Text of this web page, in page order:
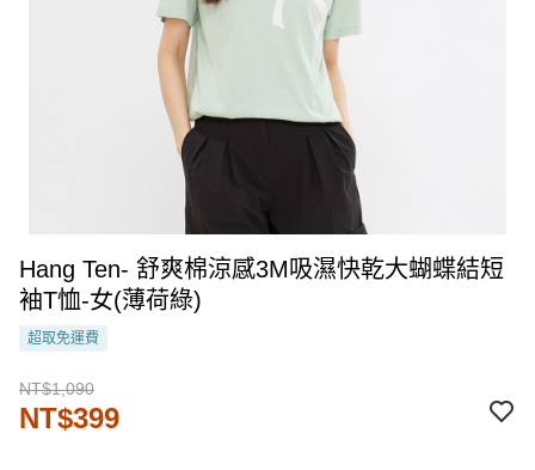
Hang Ten- 舒爽棉涼感3M吸濕快乾大蝴蝶結短
袖T恤-女(薄荷綠)
超取免運費
NT$1,090
NT$399